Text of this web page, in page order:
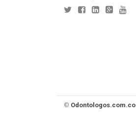
© Odontologos.com.co